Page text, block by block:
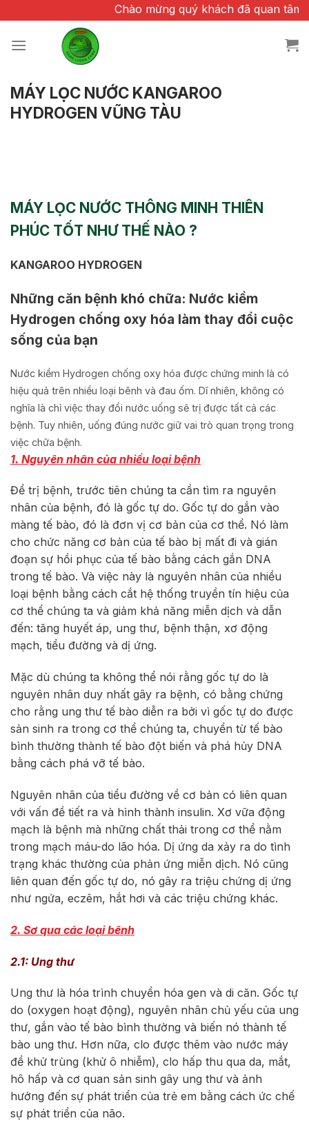
đến
nội
Chào mừng quý khách đã quan tâm và tin
MÁY LỌC NƯỚC KANGAROO
HYDROGEN VŨNG TÀU
MÁY LỌC NƯỚC THÔNG MINH THIÊN
PHÚC TỐT NHƯ THẾ NÀO ?
KANGAROO HYDROGEN
Những căn bệnh khó chữa: Nước kiềm
Hydrogen chống oxy hóa làm thay đổi cuộc
sống của bạn
Nước kiềm Hydrogen chống oxy hóa được chứng minh là có
hiệu quả trên nhiều loại bênh và đau ốm. Dĩ nhiên, không có
nghĩa là chỉ việc thay đổi nước uống sẽ trị được tất cả các
bệnh. Tuy nhiên, uống đúng nước giữ vai trò quan trọng trong
việc chữa bệnh.
1. Nguyên nhân của nhiều loại bệnh
Để trị bệnh, trước tiên chúng ta cần tìm ra nguyên
nhân của bệnh, đó là gốc tự do. Gốc tự do gắn vào
màng tế bào, đó là đơn vị cơ bản của cơ thể. Nó làm
cho chức năng cơ bản của tế bào bị mất đi và gián
đoạn sự hồi phục của tế bào bằng cách gắn DNA
trong tế bào. Và việc này là nguyên nhân của nhiều
loại bệnh bằng cách cắt hệ thống truyền tín hiệu của
cơ thể chúng ta và giảm khả năng miễn dịch và dẫn
đến: tăng huyết áp, ung thư, bệnh thận, xơ động
mạch, tiểu đường và dị ứng.
Mặc dù chúng ta không thể nói rằng gốc tự do là
nguyên nhân duy nhất gây ra bệnh, có bằng chứng
cho rằng ung thư tế bào diễn ra bởi vì gốc tự do được
sản sinh ra trong cơ thể chúng ta, chuyển từ tế bào
bình thường thành tế bào đột biến và phá hủy DNA
bằng cách phá vỡ tế bào.
Nguyên nhân của tiểu đường về cơ bản có liên quan
với vấn đề tiết ra và hình thành insulin. Xơ vữa động
mạch là bệnh mà những chất thải trong cơ thể nằm
trong mạch máu-do lão hóa. Dị ứng da xảy ra do tình
trạng khác thường của phản ứng miễn dịch. Nó cũng
liên quan đến gốc tự do, nó gây ra triệu chứng dị ứng
như ngứa, eczêm, hắt hơi và các triệu chứng khác.
2. Sơ qua các loại bênh
2.1: Ung thư
Ung thư là hóa trình chuyển hóa gen và di căn. Gốc tự
do (oxygen hoạt động), nguyên nhân chủ yếu của ung
thư, gắn vào tế bào bình thường và biến nó thành tế
bào ung thư. Hơn nữa, clo được thêm vào nước máy
để khử trùng (khử ô nhiễm), clo hấp thu qua da, mắt,
hô hấp và cơ quan sản sinh gây ung thư và ảnh
hưởng đến sự phát triển của trẻ em bằng cách ức chế
sự phát triển của não.